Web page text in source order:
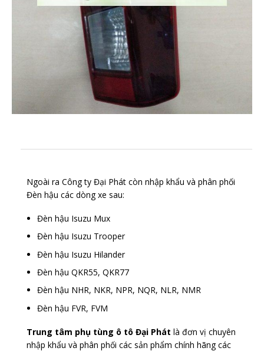
Ngoài ra Công ty Đại Phát còn nhập khẩu và phân phối
Đèn hậu các dòng xe sau:
Đèn hậu Isuzu Mux
Đèn hậu Isuzu Trooper
Đèn hậu Isuzu Hilander
Đèn hậu QKR55, QKR77
Đèn hậu NHR, NKR, NPR, NQR, NLR, NMR
Đèn hậu FVR, FVM
Trung tâm phụ tùng ô tô Đại Phát là đơn vị chuyên
nhập khẩu và phân phối các sản phẩm chính hãng các